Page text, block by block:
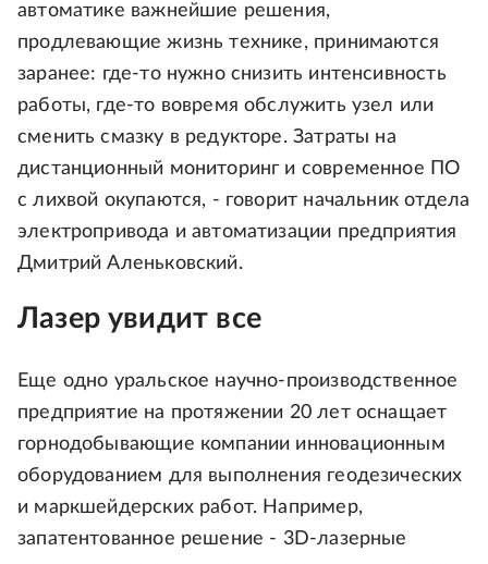
автоматике важнейшие решения,
продлевающие жизнь технике, принимаются
заранее: где-то нужно снизить интенсивность
работы, где-то вовремя обслужить узел или
сменить смазку в редукторе. Затраты на
дистанционный мониторинг и современное ПО
с лихвой окупаются, - говорит начальник отдела
электропривода и автоматизации предприятия
Дмитрий Аленьковский.
Лазер увидит все
Еще одно уральское научно-производственное
предприятие на протяжении 20 лет оснащает
горнодобывающие компании инновационным
оборудованием для выполнения геодезических
и маркшейдерских работ. Например,
запатентованное решение - 3D-лазерные